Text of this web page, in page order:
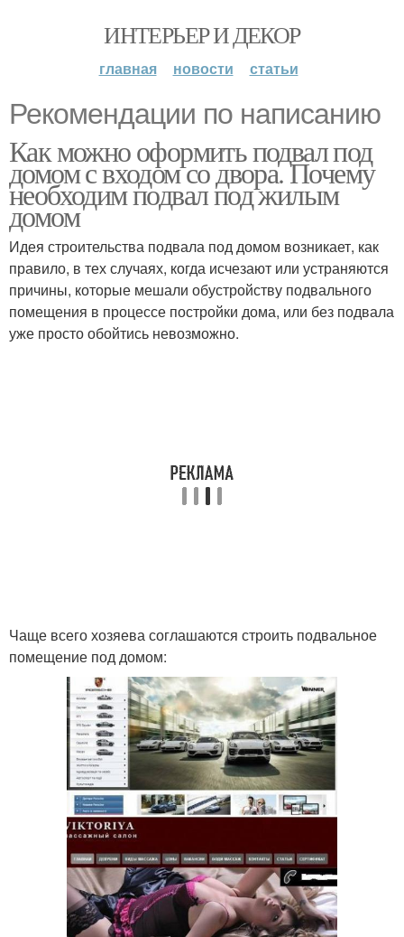
ИНТЕРЬЕР И ДЕКОР
главная новости статьи
Рекомендации по написанию
Как можно оформить подвал под
домом с входом со двора. Почему
необходим подвал под жилым
домом
Идея строительства подвала под домом возникает, как
правило, в тех случаях, когда исчезают или устраняются
причины, которые мешали обустройству подвального
помещения в процессе постройки дома, или без подвала
уже просто обойтись невозможно.
Чаще всего хозяева соглашаются строить подвальное
помещение под домом: